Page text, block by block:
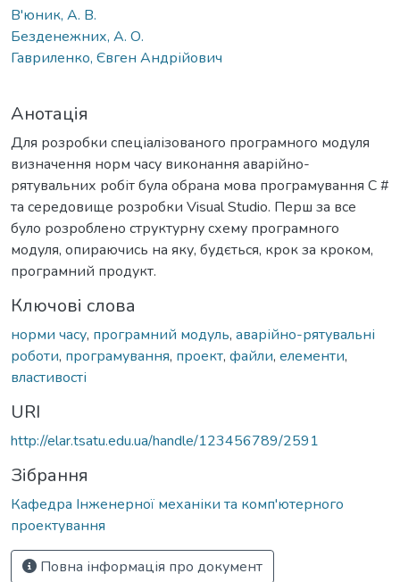
В'юник, А. В.
Безденежних, А. О.
Гавриленко, Євген Андрійович
Анотація
Для розробки спеціалізованого програмного модуля
визначення норм часу виконання аварійно-
рятувальних робіт була обрана мова програмування C #
та середовище розробки Visual Studio. Перш за все
було розроблено структурну схему програмного
модуля, опираючись на яку, будється, крок за кроком,
програмний продукт.
Ключові слова
норми часу, програмний модуль, аварійно-рятувальні
роботи, програмування, проект, файли, елементи,
властивості
URI
http://elar.tsatu.edu.ua/handle/123456789/2591
Зібрання
Кафедра Інженерної механіки та комп'ютерного
проектування
Повна інформація про документ